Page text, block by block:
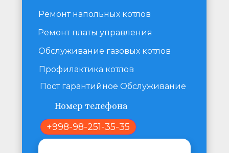
Номер телефона
Ремонт напольных котлов
Обслуживание газовых котлов
Профилактика котлов
Ремонт платы управления
Пост гарантийное Обслуживание
+998-98-251-35-35